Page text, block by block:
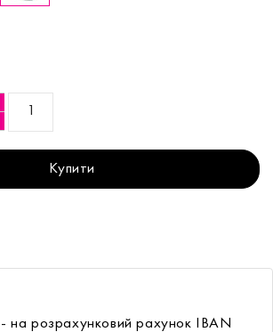
Купити
- на розрахунковий рахунок IBAN